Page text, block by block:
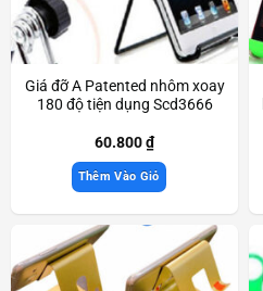
Giá đỡ A Patented nhôm xoay
180 độ tiện dụng Scd3666
60.800₫
Thêm Vào Giỏ